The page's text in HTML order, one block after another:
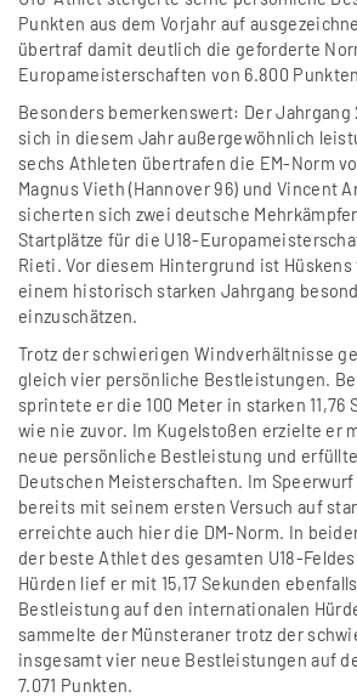
Punkten aus dem Vorjahr auf
übertraf damit deutlich die geforderte
Europameisterschaften von 6.800
Besonders bemerkenswert: Der
sich in diesem Jahr außergewöhnlich
sechs Athleten übertrafen die EM-Norm
Magnus Vieth (Hannover 96) und Vincent
sicherten sich zwei deutsche
Startplätze für die U18-
Rieti. Vor diesem Hintergrund ist
einem historisch starken Jahrgang
einzuschätzen.
Trotz der schwierigen Windverhältnisse
gleich vier persönliche Bestleistungen.
sprintete er die 100 Meter in starken 11,76
wie nie zuvor. Im Kugelstoßen erzielte er
neue persönliche Bestleistung und
Deutschen Meisterschaften. Im
bereits mit seinem ersten Versuch auf
erreichte auch hier die DM-Norm. In
der beste Athlet des gesamten U18-
Hürden lief er mit 15,17 Sekunden
Bestleistung auf den internationalen
sammelte der Münsteraner trotz der
insgesamt vier neue Bestleistungen auf
7.071 Punkten.